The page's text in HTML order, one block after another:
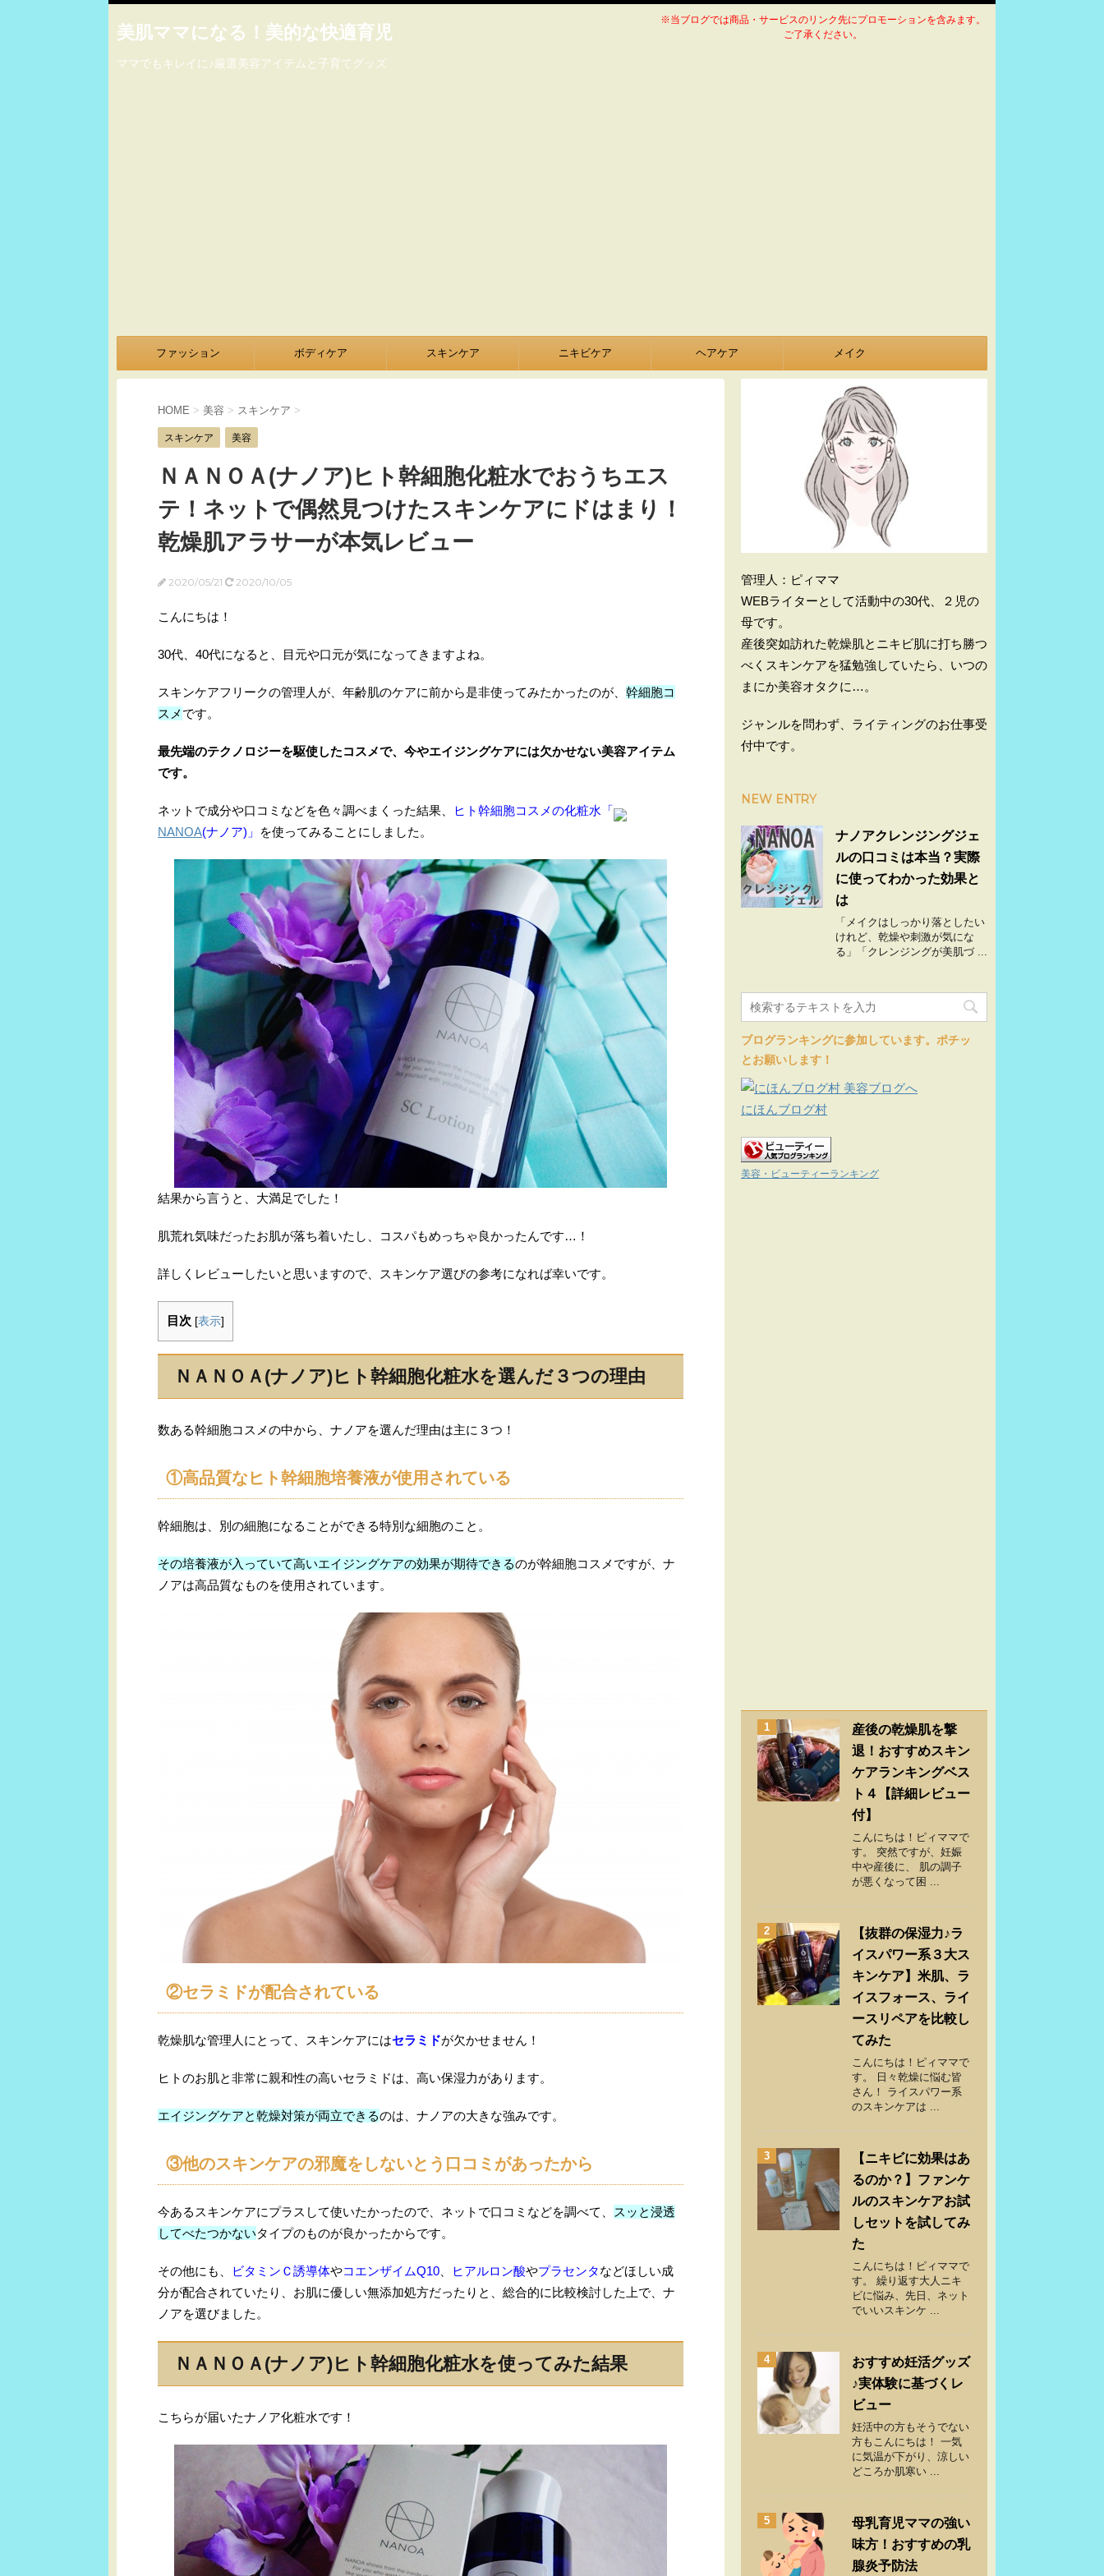
美肌ママになる！美的な快適育児
ママでもキレイに♪厳選美容アイテムと子育てグッズ
※当ブログでは商品・サービスのリンク先にプロモーションを含みます。
ご了承ください。
ファッション ボディケア スキンケア ニキビケア ヘアケア メイク
HOME > 美容 > スキンケア >
スキンケア 美容
ＮＡＮＯＡ(ナノア)ヒト幹細胞化粧水でおうちエス
テ！ネットで偶然見つけたスキンケアにドはまり！
乾燥肌アラサーが本気レビュー
2020/05/21 2020/10/05
こんにちは！
30代、40代になると、目元や口元が気になってきますよね。
スキンケアフリークの管理人が、年齢肌のケアに前から是非使ってみたかったのが、 幹細胞コ
スメ です。
最先端のテクノロジーを駆使したコスメで、今やエイジングケアには欠かせない美容アイテム
です。
ネットで成分や口コミなどを色々調べまくった結果、
ヒト幹細胞コスメの化粧水「
NANOA(ナノア)」 を使ってみることにしました。
結果から言うと、大満足でした！
肌荒れ気味だったお肌が落ち着いたし、コスパもめっちゃ良かったんです…！
詳しくレビューしたいと思いますので、スキンケア選びの参考になれば幸いです。
目次 [表示]
ＮＡＮＯＡ(ナノア)ヒト幹細胞化粧水を選んだ３つの理由
数ある幹細胞コスメの中から、ナノアを選んだ理由は主に３つ！
①高品質なヒト幹細胞培養液が使用されている
幹細胞は、別の細胞になることができる特別な細胞のこと。
その培養液が入っていて高いエイジングケアの効果が期待できるのが幹細胞コスメですが、ナ
ノアは高品質なものを使用されています。
②セラミドが配合されている
乾燥肌な管理人にとって、スキンケアにはセラミドが欠かせません！
ヒトのお肌と非常に親和性の高いセラミドは、高い保湿力があります。
エイジングケアと乾燥対策が両立できるのは、ナノアの大きな強みです。
③他のスキンケアの邪魔をしないとう口コミがあったから
今あるスキンケアにプラスして使いたかったので、ネットで口コミなどを調べて、
スッと浸透
してべたつかないタイプのものが良かったからです。
その他にも、 ビタミンＣ誘導体やコエンザイムQ10 ヒアルロン酸やプラセンタなどほしい成
分が配合されていたり、お肌に優しい無添加処方だったりと、総合的に比較検討した上で、ナ
ノアを選びました。
ＮＡＮＯＡ(ナノア)ヒト幹細胞化粧水を使ってみた結果
こちらが届いたナノア化粧水です！
管理人：ピィママ
WEBライターとして活動中の30代、２児の
母です。
産後突如訪れた乾燥肌とニキビ肌に打ち勝つ
べくスキンケアを猛勉強していたら、いつの
まにか美容オタクに…。
ジャンルを問わず、ライティングのお仕事受
付中です。
NEW ENTRY
ナノアクレンジングジェ
ルの口コミは本当？実際
に使ってわかった効果と
は
「メイクはしっかり落としたい
けれど、乾燥や刺激が気にな
る」「クレンジングが美肌づ ...
ブログランキングに参加しています。ポチッ
とお願いします！
にほんブログ村
美容・ビューティーランキング
1
産後の乾燥肌を撃
退！おすすめスキン
ケアランキングベス
ト４【詳細レビュー
付】
こんにちは！ピィママで
す。 突然ですが、妊娠
中や産後に、 肌の調子
が悪くなって困 ...
2
【抜群の保湿力♪ラ
イスパワー系３大ス
キンケア】米肌、ラ
イスフォース、ライ
ースリペアを比較し
てみた
こんにちは！ピィママで
す。 日々乾燥に悩む皆
さん！ ライスパワー系
のスキンケアは ...
3
【ニキビに効果はあ
るのか？】ファンケ
ルのスキンケアお試
しセットを試してみ
た
こんにちは！ピィママで
す。 繰り返す大人ニキ
ビに悩み、先日、ネット
でいいスキンケ ...
4
おすすめ妊活グッズ
♪実体験に基づくレ
ビュー
妊活中の方もそうでない
方もこんにちは！ 一気
に気温が下がり、涼しい
どころか肌寒い ...
5
母乳育児ママの強い
味方！おすすめの乳
腺炎予防法